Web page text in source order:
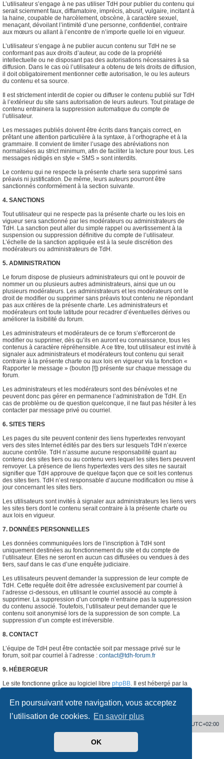
En poursuivant votre navigation, vous acceptez
l’utilisation de cookies. En savoir plus
OK
L’utilisateur s’engage à ne pas utiliser TdH pour publier du contenu qui
serait sciemment faux, diffamatoire, imprécis, abusif, vulgaire, incitant à
la haine, coupable de harcèlement, obscène, à caractère sexuel,
menaçant, dévoilant l’intimité d’une personne, confidentiel, contraire
aux mœurs ou allant à l’encontre de n’importe quelle loi en vigueur.
L’utilisateur s’engage à ne publier aucun contenu sur TdH ne se
conformant pas aux droits d’auteur, au code de la propriété
intellectuelle ou ne disposant pas des autorisations nécessaires à sa
diffusion. Dans le cas où l’utilisateur a obtenu de tels droits de diffusion,
il doit obligatoirement mentionner cette autorisation, le ou les auteurs
du contenu et sa source.
Il est strictement interdit de copier ou diffuser le contenu publié sur TdH
à l’extérieur du site sans autorisation de leurs auteurs. Tout piratage de
contenu entrainera la suppression automatique du compte de
l’utilisateur.
Les messages publiés doivent être écrits dans français correct, en
prêtant une attention particulière à la syntaxe, à l’orthographe et à la
grammaire. Il convient de limiter l’usage des abréviations non
normalisées au strict minimum, afin de faciliter la lecture pour tous. Les
messages rédigés en style « SMS » sont interdits.
Le contenu qui ne respecte la présente charte sera supprimé sans
préavis ni justification. De même, leurs auteurs pourront être
sanctionnés conformément à la section suivante.
4. SANCTIONS
Tout utilisateur qui ne respecte pas la présente charte ou les lois en
vigueur sera sanctionné par les modérateurs ou administrateurs de
TdH. La sanction peut aller du simple rappel ou avertissement à la
suspension ou suppression définitive du compte de l’utilisateur.
L’échelle de la sanction appliquée est à la seule discrétion des
modérateurs ou administrateurs de TdH.
5. ADMINISTRATION
Le forum dispose de plusieurs administrateurs qui ont le pouvoir de
nommer un ou plusieurs autres administrateurs, ainsi que un ou
plusieurs modérateurs. Les administrateurs et les modérateurs ont le
droit de modifier ou supprimer sans préavis tout contenu ne répondant
pas aux critères de la présente charte. Les administrateurs et
modérateurs ont toute latitude pour recadrer d’éventuelles dérives ou
améliorer la lisibilité du forum.
Les administrateurs et modérateurs de ce forum s’efforceront de
modifier ou supprimer, dès qu’ils en auront eu connaissance, tous les
contenus à caractère répréhensible. A ce titre, tout utilisateur est invité à
signaler aux administrateurs et modérateurs tout contenu qui serait
contraire à la présente charte ou aux lois en vigueur via la fonction «
Rapporter le message » (bouton [!]) présente sur chaque message du
forum.
Les administrateurs et les modérateurs sont des bénévoles et ne
peuvent donc pas gérer en permanence l’administration de TdH. En
cas de problème ou de question quelconque, il ne faut pas hésiter à les
contacter par message privé ou courriel.
6. SITES TIERS
Les pages du site peuvent contenir des liens hypertextes renvoyant
vers des sites Internet édités par des tiers sur lesquels TdH n’exerce
aucune contrôle. TdH n’assume aucune responsabilité quant au
contenu des sites tiers ou au contenu vers lequel les sites tiers peuvent
renvoyer. La présence de liens hypertextes vers des sites ne saurait
signifier que TdH approuve de quelque façon que ce soit les contenus
des sites tiers. TdH n’est responsable d’aucune modification ou mise à
jour concernant les sites tiers.
Les utilisateurs sont invités à signaler aux administrateurs les liens vers
les sites tiers dont le contenu serait contraire à la présente charte ou
aux lois en vigueur.
7. DONNÉES PERSONNELLES
Les données communiquées lors de l’inscription à TdH sont
uniquement destinées au fonctionnement du site et du compte de
l’utilisateur. Elles ne seront en aucun cas diffusées ou vendues à des
tiers, sauf dans le cas d’une enquête judiciaire.
Les utilisateurs peuvent demander la suppression de leur compte de
TdH. Cette requête doit être adressée exclusivement par courriel à
l’adresse ci-dessous, en utilisant le courriel associé au compte à
supprimer. La suppression d’un compte n’entraine pas la suppression
du contenu associé. Toutefois, l’utilisateur peut demander que le
contenu soit anonymisé lors de la suppression de son compte. La
suppression d’un compte est irréversible.
8. CONTACT
L’équipe de TdH peut être contactée soit par message privé sur le
forum, soit par courriel à l’adresse : contact@tdh-forum.fr
9. HÉBERGEUR
Le site fonctionne grâce au logiciel libre phpBB. Il est hébergé par la
France.
UTC+02:00
phpBB ® Forum Software © phpBB Limited
phpBB-fr.com